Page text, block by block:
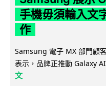
手機毋須輸入文
作
Samsung 電子 MX 部門顧
表示，品牌正推動 Galaxy
文